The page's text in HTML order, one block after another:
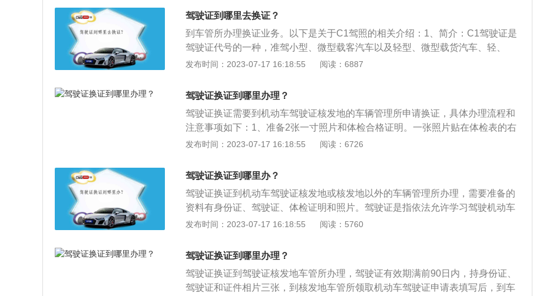
管部门指定的专门医疗机构出具的有关身体条件的证明。
驾驶证到哪里去换证？
到车管所办理换证业务。以下是关于C1驾照的相关介绍：1、简介：C1驾驶证是
驾驶证代号的一种，准驾小型、微型载客汽车以及轻型、微型载货汽车、轻、
小、微型专项作业车等车型。申请人可以持居民身份证在全国任一地直接申领驾
道路驾驶、安全文明驾驶常识等四项。2、驾驶要求：根据《机动车驾驶证申领
和使用规定》，C1驾驶证准驾范围为小型、微型载客汽车及轻型、微型载货汽
车；轻、小、微型专项作业车；小型载客汽车乘坐人数小于或等于9人。根据这
项标准要求，C1证不能驾驶多出9座的车辆。另外：驾驶货车总长度不能超过6
米。
发布时间：2023-07-17 16:18:55 阅读：6887
驾驶证换证到哪里办理？
驾驶证换证需要到机动车驾驶证核发地的车辆管理所申请换证，具体办理流程和
注意事项如下：1、准备2张一寸照片和体检合格证明。一张照片贴在体检表的右
上方，另一张换新证时使用。2、携带本人身份证和驾驶证，到办证大厅，填写
工本费，最后审批通过后取新证即可。3、换证可以提前90天进行。4、换证准备
的照片和体检证明最好在交警队办证大厅直接办理。否则自带的照片和体检证明
有可能不合格，还需要重新拍照和体检，耽误时间。
发布时间：2023-07-17 16:18:55 阅读：6726
驾驶证换证到哪里办？
驾驶证换证到机动车驾驶证核发地或核发地以外的车辆管理所办理，需要准备的
资料有身份证、驾驶证、体检证明和照片。驾驶证是指依法允许学习驾驶机动车
的人员，经过学习掌握了交通法规知识和驾驶技术后，经管理部门考试合格，核
应当如实向车辆管理所提交规定的材料，如实申告规定的事项并对其申请材料实
质内容的真实性负责；2、申请人应当符合机动车驾驶证申领和使用规定中规定
的申请条件。
发布时间：2023-07-17 16:18:55 阅读：5760
驾驶证换证到哪里办理？
驾驶证换证到驾驶证核发地车管所办理，驾驶证有效期满前90日内，持身份证、
驾驶证和证件相片三张，到核发地车管所领取机动车驾驶证申请表填写后，到车